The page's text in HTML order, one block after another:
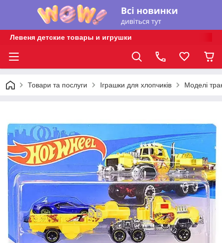
Левеня детские товары и игрушки
Товари та послуги Іграшки для хлопчиків Моделі